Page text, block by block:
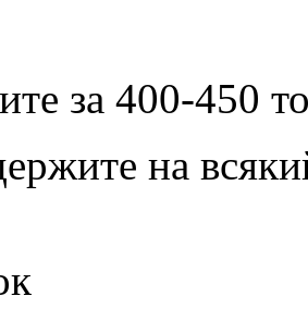
за 400-450
на